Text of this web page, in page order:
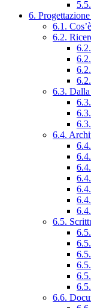
6.
6.1.
6.2.
6.3.
6.4.
6.5.
6.6.